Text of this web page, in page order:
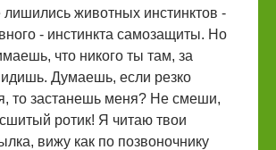
животных инстинктов -
- инстинкта самозащиты. Но
что никого ты там, за
Думаешь, если резко
то застанешь меня? Не смеши,
ротик! Я читаю твои
вижу как по позвоночнику